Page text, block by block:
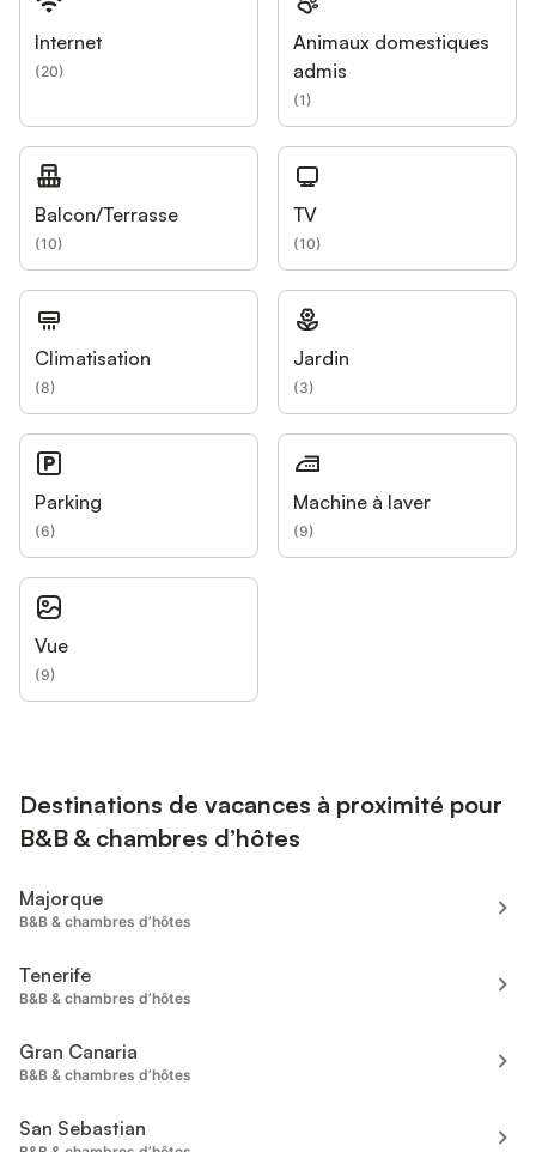
Internet
(20)
Animaux domestiques
admis
(1)
Balcon/Terrasse
(10)
TV
(10)
Climatisation
(8)
Jardin
(3)
Parking
(6)
Machine à laver
(9)
Vue
(9)
Destinations de vacances à proximité pour
B&B & chambres d’hôtes
Majorque
B&B & chambres d’hôtes
Tenerife
B&B & chambres d’hôtes
Gran Canaria
B&B & chambres d’hôtes
San Sebastian